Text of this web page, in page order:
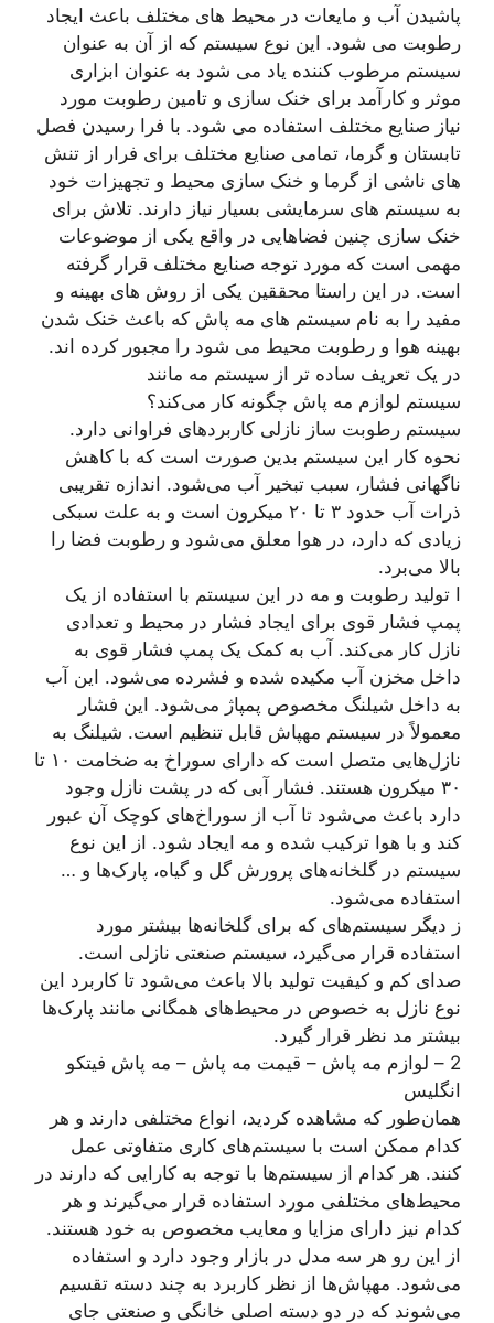
پاشیدن آب و مایعات در محیط های مختلف باعث ایجاد
رطوبت می شود. این نوع سیستم که از آن به عنوان
سیستم مرطوب کننده یاد می شود به عنوان ابزاری
موثر و کارآمد برای خنک سازی و تامین رطوبت مورد
نیاز صنایع مختلف استفاده می شود. با فرا رسیدن فصل
تابستان و گرما، تمامی صنایع مختلف برای فرار از تنش
های ناشی از گرما و خنک سازی محیط و تجهیزات خود
به سیستم های سرمایشی بسیار نیاز دارند. تلاش برای
خنک سازی چنین فضاهایی در واقع یکی از موضوعات
مهمی است که مورد توجه صنایع مختلف قرار گرفته
است. در این راستا محققین یکی از روش های بهینه و
مفید را به نام سیستم های مه پاش که باعث خنک شدن
بهینه هوا و رطوبت محیط می شود را مجبور کرده اند.
در یک تعریف ساده تر از سیستم مه مانند
سیستم لوازم مه پاش چگونه کار می‌کند؟
سیستم رطوبت ساز نازلی کاربردهای فراوانی دارد.
نحوه کار این سیستم بدین صورت است که با کاهش
ناگهانی فشار، سبب تبخیر آب می‌شود. اندازه تقریبی
ذرات آب حدود ۳ تا ۲۰ میکرون است و به علت سبکی
زیادی که دارد، در هوا معلق می‌شود و رطوبت فضا را
بالا می‌برد.
ا تولید رطوبت و مه در این سیستم با استفاده از یک
پمپ فشار قوی برای ایجاد فشار در محیط و تعدادی
نازل کار می‌کند. آب به کمک یک پمپ فشار قوی به
داخل مخزن آب مکیده شده و فشرده می‌شود. این آب
به داخل شیلنگ مخصوص پمپاژ می‌شود. این فشار
معمولاً در سیستم مهپاش قابل تنظیم است. شیلنگ به
نازل‌هایی متصل است که دارای سوراخ به ضخامت ۱۰ تا
۳۰ میکرون هستند. فشار آبی که در پشت نازل وجود
دارد باعث می‌شود تا آب از سوراخ‌های کوچک آن عبور
کند و با هوا ترکیب شده و مه ایجاد شود. از این نوع
سیستم در گلخانه‌های پرورش گل و گیاه، پارک‌ها و …
استفاده می‌شود.
ز دیگر سیستم‌های که برای گلخانه‌ها بیشتر مورد
استفاده قرار می‌گیرد، سیستم صنعتی نازلی است.
صدای کم و کیفیت تولید بالا باعث می‌شود تا کاربرد این
نوع نازل به خصوص در محیط‌های همگانی مانند پارک‌ها
بیشتر مد نظر قرار گیرد.
2 – لوازم مه پاش – قیمت مه پاش – مه پاش فیتکو
انگلیس
همان‌طور که مشاهده کردید، انواع مختلفی دارند و هر
کدام ممکن است با سیستم‌های کاری متفاوتی عمل
کنند. هر کدام از سیستم‌ها با توجه به کارایی که دارند در
محیط‌های مختلفی مورد استفاده قرار می‌گیرند و هر
کدام نیز دارای مزایا و معایب مخصوص به خود هستند.
از این رو هر سه مدل در بازار وجود دارد و استفاده
می‌شود. مهپاش‌ها از نظر کاربرد به چند دسته تقسیم
می‌شوند که در دو دسته اصلی خانگی و صنعتی جای